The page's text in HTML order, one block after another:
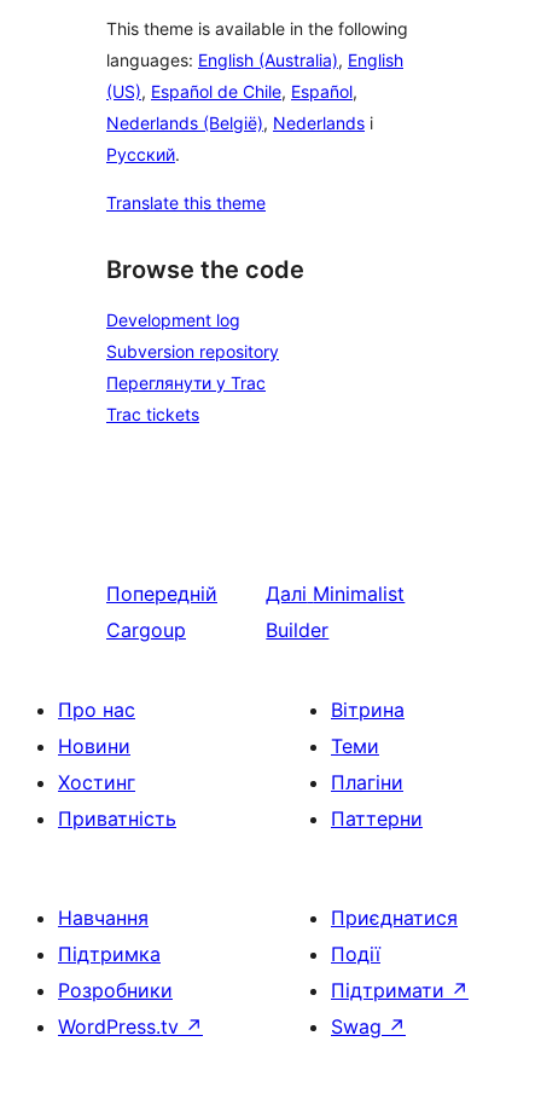
This theme is available in the following
languages: English (Australia), English
(US), Español de Chile, Español,
Nederlands (België), Nederlands і
Русский.
Translate this theme
Browse the code
Development log
Subversion repository
Переглянути у Trac
Trac tickets
Попередній
Cargoup
Далі Minimalist
Builder
Про нас
Новини
Хостинг
Приватність
Вітрина
Теми
Плагіни
Паттерни
Навчання
Підтримка
Розробники
WordPress.tv ↗
Приєднатися
Події
Підтримати ↗
Swag ↗